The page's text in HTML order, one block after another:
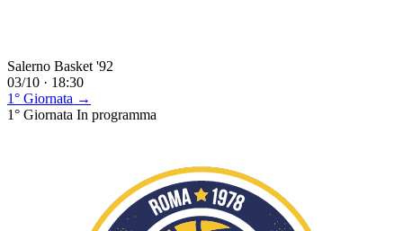
Salerno Basket '92
03/10 · 18:30
1° Giornata →
1° Giornata In programma